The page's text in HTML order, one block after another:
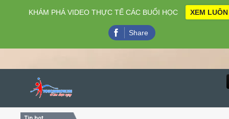
KHÁM PHÁ VIDEO THỰC TẾ CÁC BUỔI HỌC XEM LUÔN
Share